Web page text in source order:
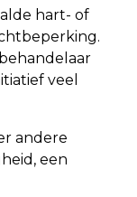
hart- of
veel
andere
een